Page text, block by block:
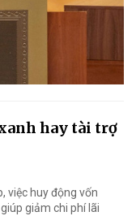
hay tài trợ
việc huy động vốn
giảm chi phí lãi